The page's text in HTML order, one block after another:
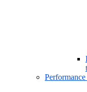
Performance